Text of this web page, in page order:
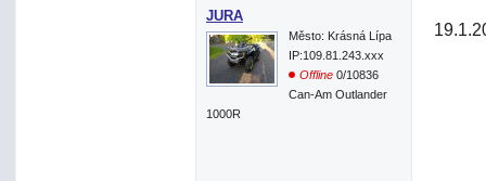
JURA
Město: Krásná Lípa
IP:109.81.243.xxx
Offline 0/10836
Can-Am Outlander
1000R